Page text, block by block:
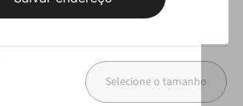
29,99
Selecione o tamanho